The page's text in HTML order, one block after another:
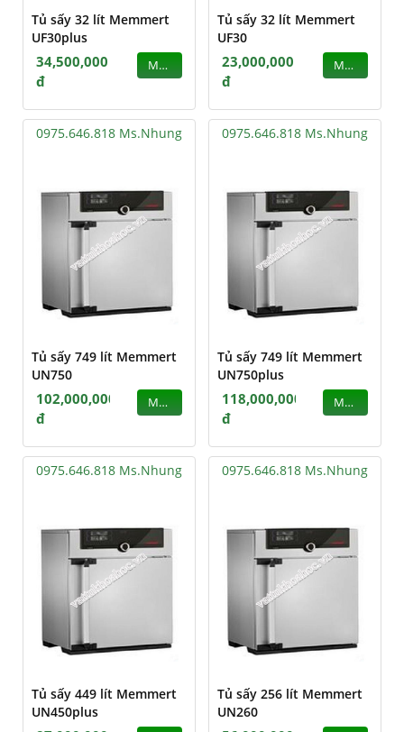
Tủ sấy 32 lít Memmert
UF30plus
34,500,000
đ
MUA
Tủ sấy 32 lít Memmert
UF30
23,000,000
đ
MUA
0975.646.818 Ms.Nhung
Tủ sấy 749 lít Memmert
UN750
102,000,000
đ
MUA
0975.646.818 Ms.Nhung
Tủ sấy 749 lít Memmert
UN750plus
118,000,000
đ
MUA
0975.646.818 Ms.Nhung
Tủ sấy 449 lít Memmert
UN450plus
0975.646.818 Ms.Nhung
Tủ sấy 256 lít Memmert
UN260